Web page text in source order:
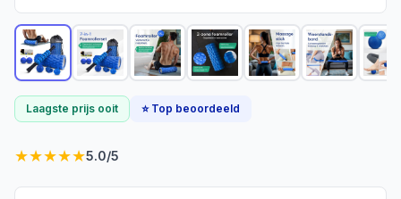
Laagste prijs ooit ⭐ Top beoordeeld
★★★★★5.0/5